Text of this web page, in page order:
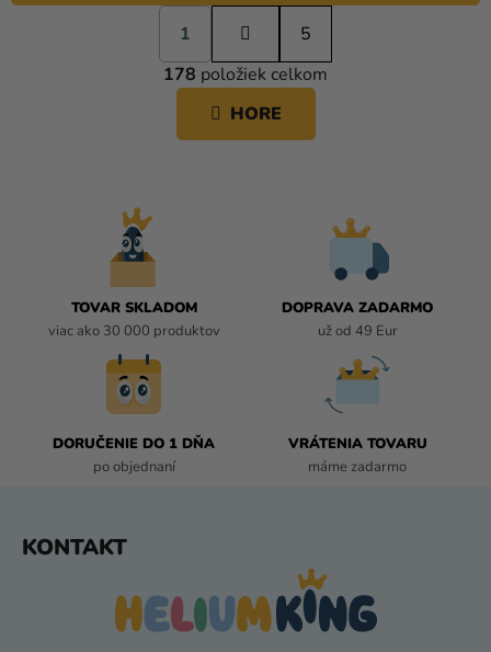
O
V
L
Á
S
t
r
á
k
o
1
5
178 položiek celkom
HORE
TOVAR SKLADOM
viac ako 30 000 produktov
DOPRAVA ZADARMO
už od 49 Eur
DORUČENIE DO 1 DŇA
po objednaní
VRÁTENIA TOVARU
máme zadarmo
KONTAKT